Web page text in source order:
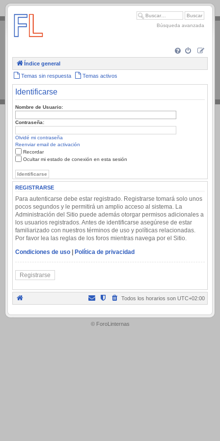
.
Búsqueda avanzada
Índice general
Temas sin respuesta Temas activos
Identificarse
Nombre de Usuario:
Contraseña:
Olvidé mi contraseña
Reenviar email de activación
Recordar
Ocultar mi estado de conexión en esta sesión
REGISTRARSE
Para autenticarse debe estar registrado. Registrarse tomará solo unos
pocos segundos y le permitirá un amplio acceso al sistema. La
Administración del Sitio puede además otorgar permisos adicionales a
los usuarios registrados. Antes de identificarse asegúrese de estar
familiarizado con nuestros términos de uso y políticas relacionadas.
Por favor lea las reglas de los foros mientras navega por el Sitio.
Condiciones de uso | Política de privacidad
Registrarse
Todos los horarios son UTC+02:00
.
© ForoLinternas